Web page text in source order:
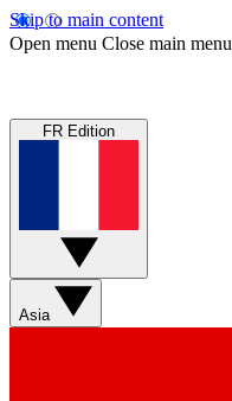
Skip to main content
Open menu Close main menu
FR Edition
Asia